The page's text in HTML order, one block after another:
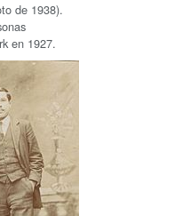
de 1938).
en 1927.